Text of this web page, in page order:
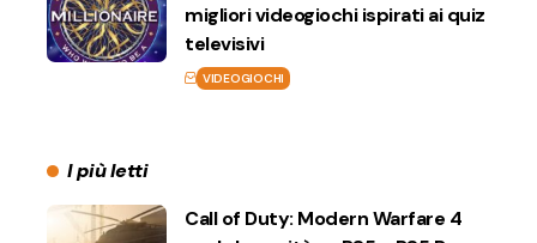
migliori videogiochi ispirati ai quiz
televisivi
VIDEOGIOCHI
I più letti
Call of Duty: Modern Warfare 4